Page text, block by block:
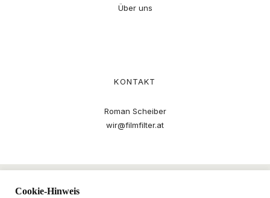
Über uns
KONTAKT
Roman Scheiber
wir@filmfilter.at
Cookie-Hinweis